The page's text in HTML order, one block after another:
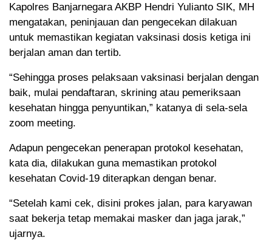
Kapolres Banjarnegara AKBP Hendri Yulianto SIK, MH
mengatakan, peninjauan dan pengecekan dilakuan
untuk memastikan kegiatan vaksinasi dosis ketiga ini
berjalan aman dan tertib.
“Sehingga proses pelaksaan vaksinasi berjalan dengan
baik, mulai pendaftaran, skrining atau pemeriksaan
kesehatan hingga penyuntikan,” katanya di sela-sela
zoom meeting.
Adapun pengecekan penerapan protokol kesehatan,
kata dia, dilakukan guna memastikan protokol
kesehatan Covid-19 diterapkan dengan benar.
“Setelah kami cek, disini prokes jalan, para karyawan
saat bekerja tetap memakai masker dan jaga jarak,”
ujarnya.